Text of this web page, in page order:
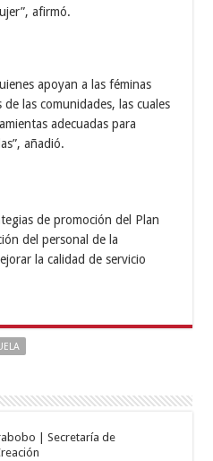
afirmó.
apoyan a las féminas
las comunidades, las cuales
adecuadas para
añadió.
de promoción del Plan
del personal de la
la calidad de servicio
| Secretaría de